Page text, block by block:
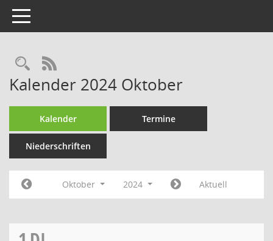
Toggle navigation
RSS-Feed
Kalender 2024 Oktober
Kalender Termine
Niederschriften
Oktober 2024 Aktuell